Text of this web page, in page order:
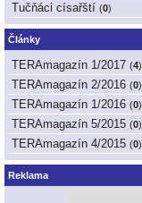
Tučňáci císařští (0)
Články
TERAmagazín 1/2017 (4)
TERAmagazín 2/2016 (0)
TERAmagazín 1/2016 (0)
TERAmagazín 5/2015 (0)
TERAmagazín 4/2015 (0)
Reklama